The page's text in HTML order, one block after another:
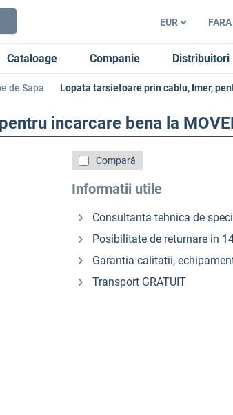
Cataloage Companie Distribuitori
de Sapa Lopata tarsietoare prin cablu, Imer,
incarcare bena la
Compară
Informatii utile
Consultanta tehnica de
Posibilitate de returnare in
Garantia calitatii,
Transport GRATUIT